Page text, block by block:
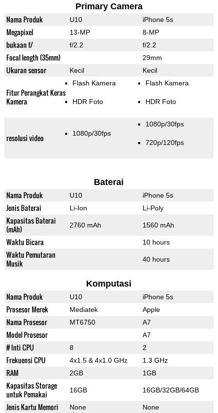
Primary Camera
Nama Produk U10 iPhone 5s
Megapixel 13-MP 8-MP
bukaan f/ f/2.2 f/2.2
Focal length (35mm) 29mm
Ukuran sensor Kecil Kecil
Fitur Perangkat Keras
Kamera
Flash Kamera
HDR Foto
Flash Kamera
HDR Foto
resolusi video 1080p/30fps
1080p/30fps
720p/120fps
Baterai
Nama Produk U10 iPhone 5s
Jenis Baterai Li-Ion Li-Poly
Kapasitas Baterai
(mAh)
2760 mAh 1560 mAh
Waktu Bicara 10 hours
Waktu Pemutaran
Musik
40 hours
Komputasi
Nama Produk U10 iPhone 5s
Prosesor Merek Mediatek Apple
Nama Prosesor MT6750 A7
Model Prosesor A7
# Inti CPU 8 2
Frekuensi CPU 4x1.5 & 4x1.0 GHz 1.3 GHz
RAM 2GB 1GB
Kapasitas Storage
untuk Pemakai
16GB 16GB/32GB/64GB
Jenis Kartu Memori None None